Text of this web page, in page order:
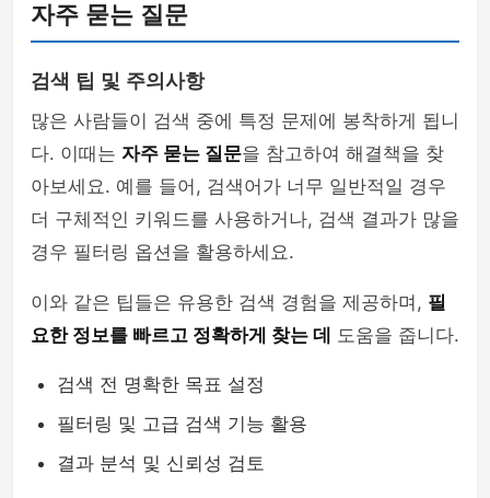
자주 묻는 질문
검색 팁 및 주의사항
많은 사람들이 검색 중에 특정 문제에 봉착하게 됩니
다. 이때는 자주 묻는 질문을 참고하여 해결책을 찾
아보세요. 예를 들어, 검색어가 너무 일반적일 경우
더 구체적인 키워드를 사용하거나, 검색 결과가 많을
경우 필터링 옵션을 활용하세요.
이와 같은 팁들은 유용한 검색 경험을 제공하며, 필
요한 정보를 빠르고 정확하게 찾는 데
도움을 줍니다.
검색 전 명확한 목표 설정
필터링 및 고급 검색 기능 활용
결과 분석 및 신뢰성 검토